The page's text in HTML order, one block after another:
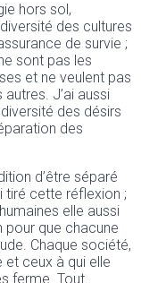
hors sol,
des cultures
de survie ;
sont pas les
et ne veulent pas
J’ai aussi
des désirs
des
d’être séparé
tiré cette réflexion ;
elle aussi
pour que chacune
Chaque société,
et ceux à qui elle
ferme. Tout